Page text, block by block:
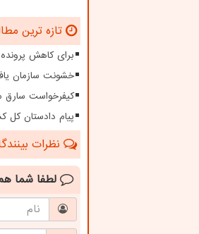
تازه ترین
برای کاهش
خشونت سازمان
کیفرخواست سارق
پیام دادستان کل
نظرات
لطفا شما